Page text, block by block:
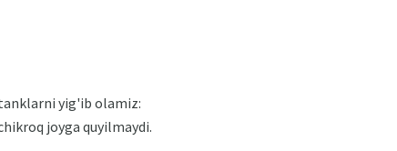
yig'ib olamiz:
joyga quyilmaydi.